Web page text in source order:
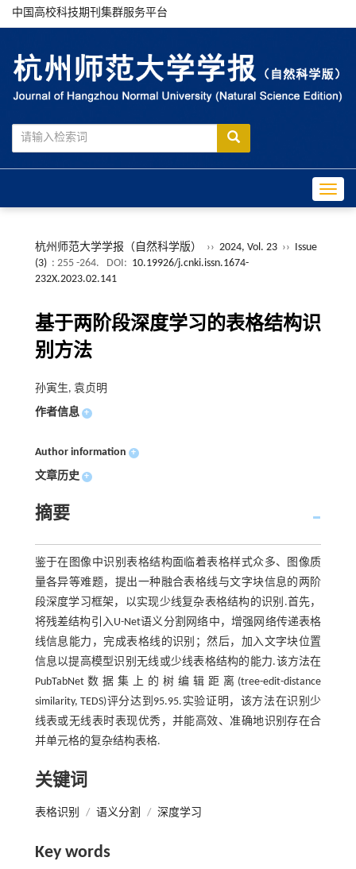
中国高校科技期刊集群服务平台
杭州师范大学学报（自然科学版） ›› 2024, Vol. 23 ›› Issue
(3) : 255 -264. DOI: 10.19926/j.cnki.issn.1674-
232X.2023.02.141
基于两阶段深度学习的表格结构识
别方法
孙寅生, 袁贞明
作者信息 +
Author information +
文章历史 +
摘要
鉴于在图像中识别表格结构面临着表格样式众多、图像质
量各异等难题，提出一种融合表格线与文字块信息的两阶
段深度学习框架，以实现少线复杂表格结构的识别.首先，
将残差结构引入U-Net语义分割网络中，增强网络传递表格
线信息能力，完成表格线的识别；然后，加入文字块位置
信息以提高模型识别无线或少线表格结构的能力.该方法在
PubTabNet数据集上的树编辑距离(tree-edit-distance
similarity, TEDS)评分达到95.95.实验证明，该方法在识别少
线表或无线表时表现优秀，并能高效、准确地识别存在合
并单元格的复杂结构表格.
关键词
表格识别 / 语义分割 / 深度学习
Key words